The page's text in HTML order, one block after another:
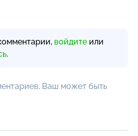
войдите или
.
Ваш может быть